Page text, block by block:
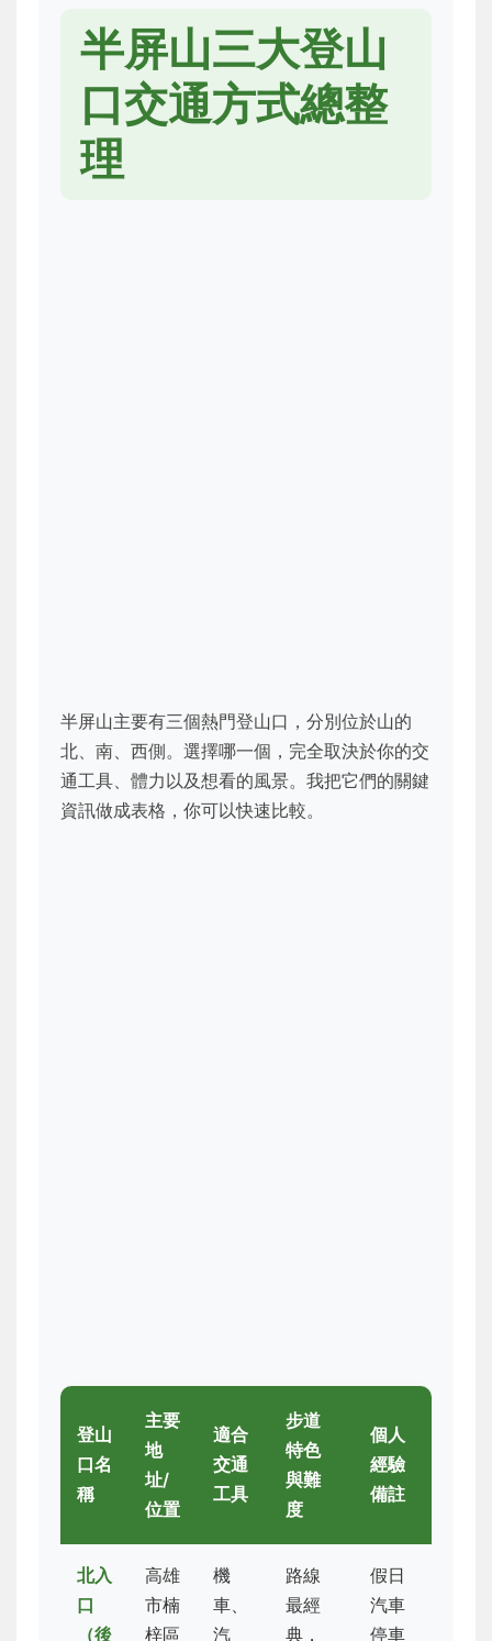
半屏山三大登山
口交通方式總整
理
半屏山主要有三個熱門登山口，分別位於山的
北、南、西側。選擇哪一個，完全取決於你的交
通工具、體力以及想看的風景。我把它們的關鍵
資訊做成表格，你可以快速比較。
登山
口名
稱
主要
地
址/
位置
適合
交通
工具
步道
特色
與難
度
個人
經驗
備註
北入
口
（後
高雄
市楠
梓區
機
車、
汽
路線
最經
典，
假日
汽車
停車